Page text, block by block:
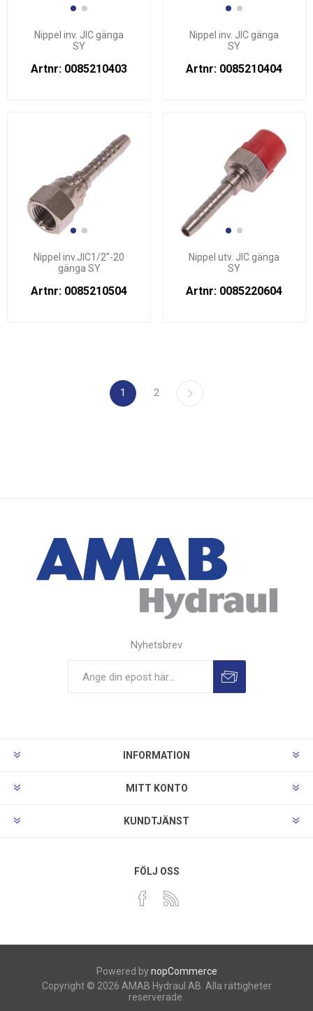
Nippel inv. JIC gänga
SY
Artnr: 0085210403
Nippel inv. JIC gänga
SY
Artnr: 0085210404
Nippel inv.JIC1/2"-20
gänga SY
Artnr: 0085210504
Nippel utv. JIC gänga
SY
Artnr: 0085220604
1 2
Nyhetsbrev
INFORMATION
MITT KONTO
KUNDTJÄNST
FÖLJ OSS
Powered bynopCommerce
Copyright © 2026 AMAB Hydraul AB. Alla rättigheter
reserverade.